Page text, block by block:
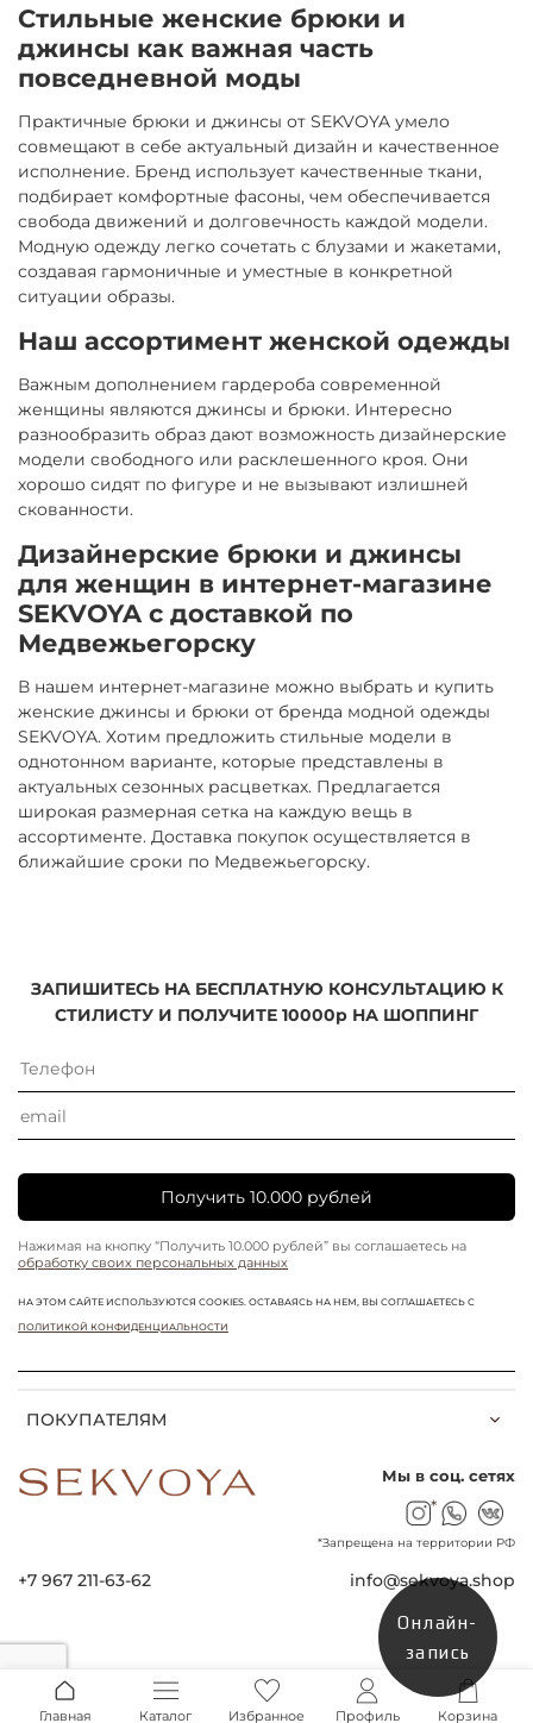
Стильные женские брюки и
джинсы как важная часть
повседневной моды
Практичные брюки и джинсы от SEKVOYA умело
совмещают в себе актуальный дизайн и качественное
исполнение. Бренд использует качественные ткани,
подбирает комфортные фасоны, чем обеспечивается
свобода движений и долговечность каждой модели.
Модную одежду легко сочетать с блузами и жакетами,
создавая гармоничные и уместные в конкретной
ситуации образы.
Наш ассортимент женской одежды
Важным дополнением гардероба современной
женщины являются джинсы и брюки. Интересно
разнообразить образ дают возможность дизайнерские
модели свободного или расклешенного кроя. Они
хорошо сидят по фигуре и не вызывают излишней
скованности.
Дизайнерские брюки и джинсы
для женщин в интернет-магазине
SEKVOYA с доставкой по
Медвежьегорску
В нашем интернет-магазине можно выбрать и купить
женские джинсы и брюки от бренда модной одежды
SEKVOYA. Хотим предложить стильные модели в
однотонном варианте, которые представлены в
актуальных сезонных расцветках. Предлагается
широкая размерная сетка на каждую вещь в
ассортименте. Доставка покупок осуществляется в
ближайшие сроки по Медвежьегорску.
ПОКУПАТЕЛЯМ
ЗАПИШИТЕСЬ НА БЕСПЛАТНУЮ КОНСУЛЬТАЦИЮ К
СТИЛИСТУ И ПОЛУЧИТЕ 10000р НА ШОППИНГ
Получить 10.000 рублей
Нажимая на кнопку “Получить 10.000 рублей” вы соглашаетесь на
обработку своих персональных данных
НА ЭТОМ САЙТЕ ИСПОЛЬЗУЮТСЯ COOKIES. ОСТАВАЯСЬ НА НЕМ, ВЫ СОГЛАШАЕТЕСЬ С
ПОЛИТИКОЙ КОНФИДЕНЦИАЛЬНОСТИ
+7 967 211-63-62 info@sekvoya.shop
Мы в соц. сетях
*
*Запрещена на территории РФ
Главная Каталог Избранное Профиль Корзина
Онлайн-
запись